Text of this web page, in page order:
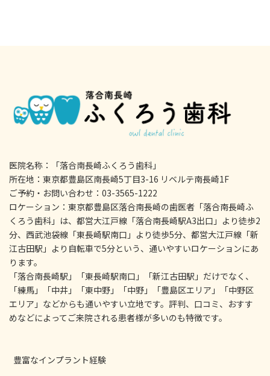
医院名称：「落合南長崎ふくろう歯科」
所在地：東京都豊島区南長崎5丁目3-16 リベルテ南長崎1F
ご予約・お問い合わせ：03-3565-1222
ロケーション：東京都豊島区落合南長崎の歯医者「落合南長崎ふ
くろう歯科」は、都営大江戸線「落合南長崎駅A3出口」より徒歩2
分、西武池袋線「東長崎駅南口」より徒歩5分、都営大江戸線「新
江古田駅」より自転車で5分という、通いやすいロケーションにあ
ります。
「落合南長崎駅」「東長崎駅南口」「新江古田駅」だけでなく、
「練馬」「中井」「東中野」「中野」「豊島区エリア」「中野区
エリア」などからも通いやすい立地です。評判、口コミ、おすす
めなどによってご来院される患者様が多いのも特徴です。
豊富なインプラント経験